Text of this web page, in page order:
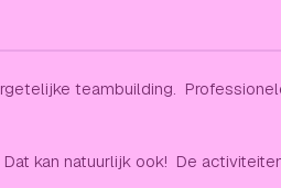
teambuilding.
kan natuurlijk ook! De